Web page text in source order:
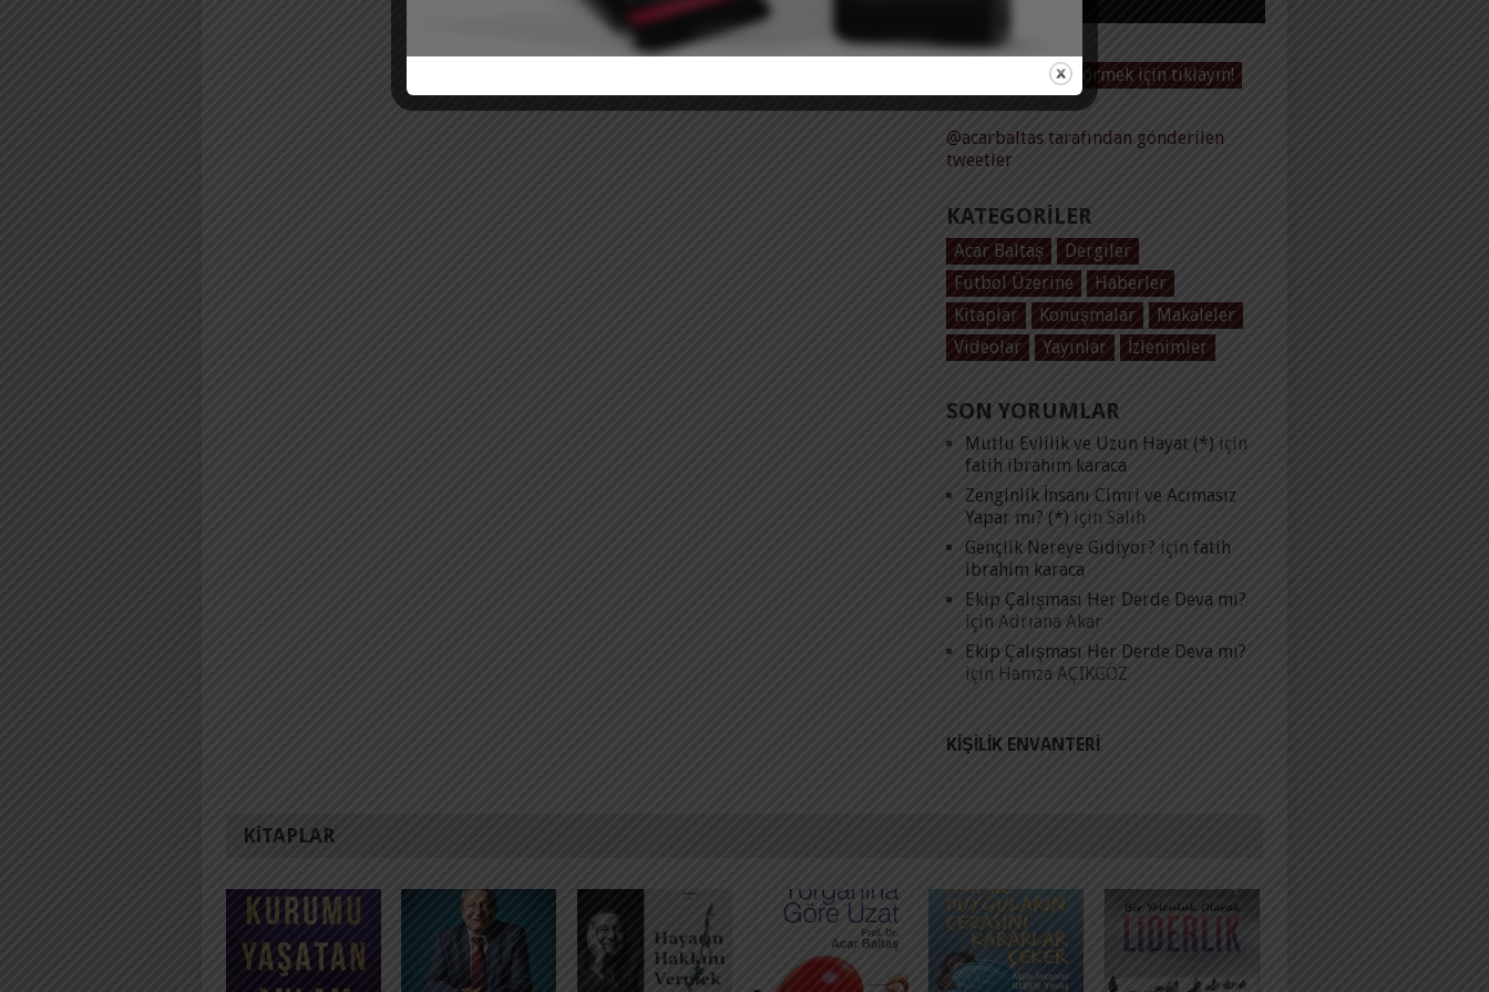
Tüm Videoları görmek için tıklayın!
@acarbaltas tarafından gönderilen
tweetler
KATEGORILER
Acar Baltaş
Dergiler
Futbol Üzerine
Haberler
Kitaplar
Konuşmalar
Makaleler
Videolar
Yayınlar İzlenimler
SON YORUMLAR
Mutlu Evlilik ve Uzun Hayat (*) için
fatih ibrahim karaca
Zenginlik İnsanı Cimri ve Acımasız
Yapar mı? (*) için Salih
Gençlik Nereye Gidiyor? içinfatih
ibrahim karaca
Ekip Çalışması Her Derde Deva mı?
için Adrıana Akar
Ekip Çalışması Her Derde Deva mı?
için Hamza AÇIKGÖZ
KIŞILIK ENVANTERI
KITAPLAR